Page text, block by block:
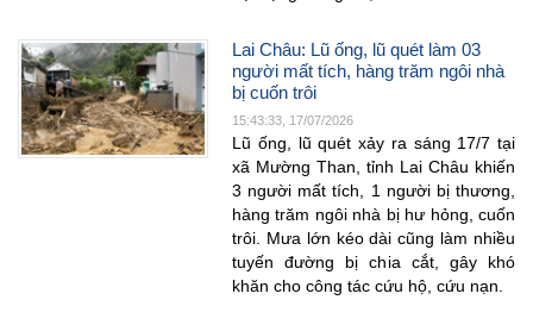
Lai Châu: Lũ ống, lũ quét làm 03
người mất tích, hàng trăm ngôi nhà
bị cuốn trôi
15:43:33, 17/07/2026
Lũ ống, lũ quét xảy ra sáng 17/7 tại
xã Mường Than, tỉnh Lai Châu khiến
3 người mất tích, 1 người bị thương,
hàng trăm ngôi nhà bị hư hỏng, cuốn
trôi. Mưa lớn kéo dài cũng làm nhiều
tuyến đường bị chia cắt, gây khó
khăn cho công tác cứu hộ, cứu nạn.